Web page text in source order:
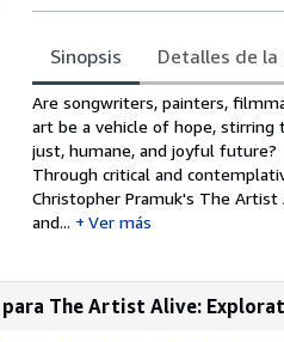
Sinopsis Detalles de la
Sinopsis
Are songwriters, painters,
art be a vehicle of hope, stirring
just, humane, and joyful future?
Through critical and
Christopher Pramuk's The
and...
Ver más
para The Artist Alive: